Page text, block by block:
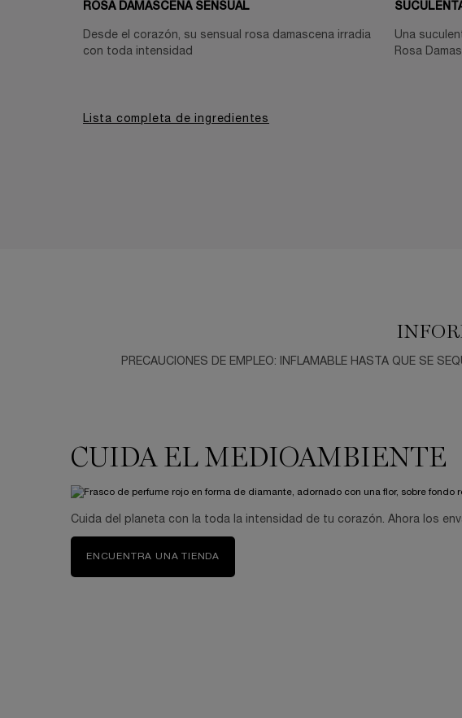
ROSA DAMASCENA SENSUAL
Desde el corazón, su sensual rosa damascena irradia
con toda intensidad
Una
Rosa
Lista completa de ingredientes
PRECAUCIONES DE EMPLEO: INFLAMABLE HASTA QUE SE
CUIDA EL MEDIOAMBIENTE
Cuida del planeta con la toda la intensidad de tu corazón. Ahora los
ENCUENTRA UNA TIENDA